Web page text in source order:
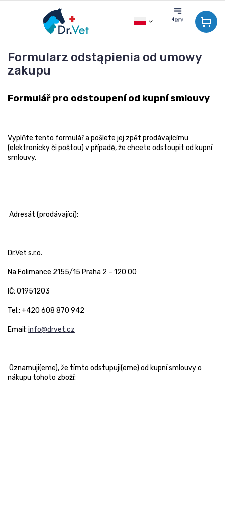
Formularz odstąpienia od umowy
zakupu
Formulář pro odstoupení od kupní smlouvy
Vyplňte tento formulář a pošlete jej zpět prodávajícímu
(elektronicky či poštou) v případě, že chcete odstoupit od kupní
smlouvy.
Adresát (prodávající):
Dr.Vet s.r.o.
Na Folimance 2155/15 Praha 2 – 120 00
IČ: 01951203
Tel.: +420 608 870 942
Email: info@drvet.cz
Oznamuji(eme), že tímto odstupuji(eme) od kupní smlouvy o
nákupu tohoto zboží: